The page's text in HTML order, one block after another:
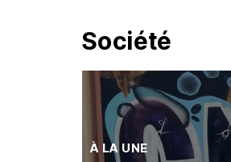
Société
À LA UNE